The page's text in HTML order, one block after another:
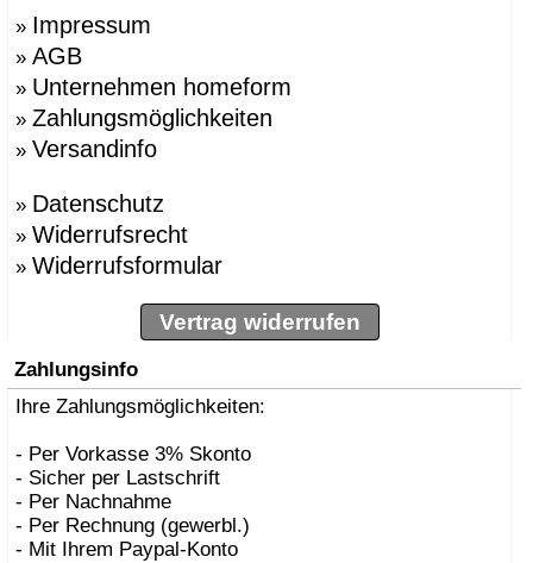
» Impressum
» AGB
» Unternehmen homeform
» Zahlungsmöglichkeiten
» Versandinfo
» Datenschutz
» Widerrufsrecht
» Widerrufsformular
Vertrag widerrufen
Zahlungsinfo
Ihre Zahlungsmöglichkeiten:
- Per Vorkasse 3% Skonto
- Sicher per Lastschrift
- Per Nachnahme
- Per Rechnung (gewerbl.)
- Mit Ihrem Paypal-Konto